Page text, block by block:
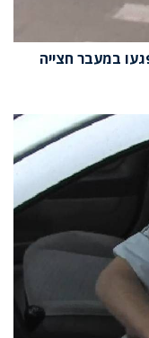
במעבר חצייה